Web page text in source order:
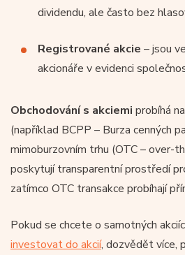
dividendu, ale často bez
Registrované akcie – jsou
akcionáře v evidenci
Obchodování s akciemi probíhá
(například BCPP – Burza cenných
mimoburzovním trhu (OTC – over-
poskytují transparentní prostředí
zatímco OTC transakce probíhají
Pokud se chcete o samotných
investovat do akcií, dozvědět více,